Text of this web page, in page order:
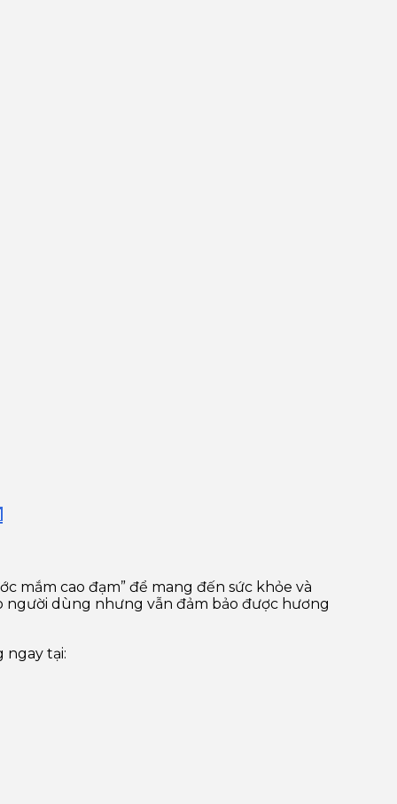
mắm cao đạm” để mang đến sức khỏe và
người dùng nhưng vẫn đảm bảo được hương
ngay tại: